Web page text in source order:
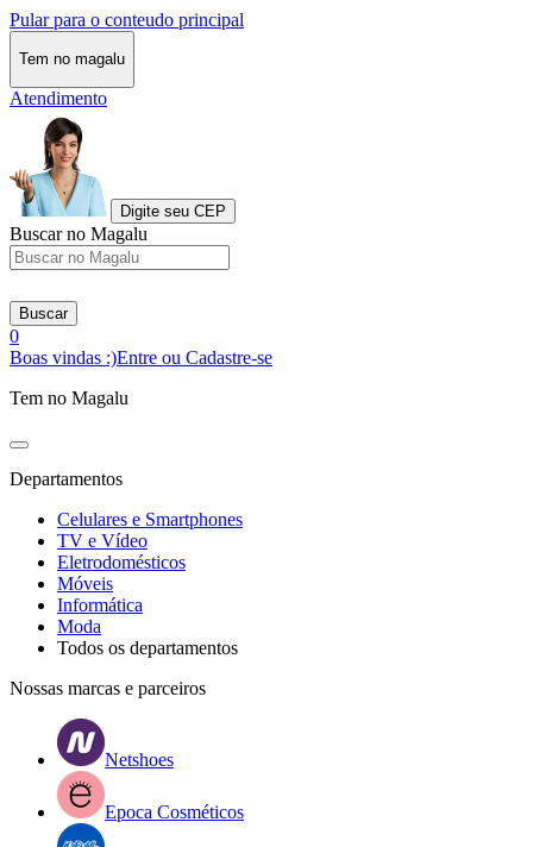
Pular para o conteudo principal
Tem no magalu
Atendimento
Digite seu CEP
Buscar no Magalu
Buscar
0
Boas vindas :)Entre ou Cadastre-se
Tem no Magalu
Departamentos
Celulares e Smartphones
TV e Vídeo
Eletrodomésticos
Móveis
Informática
Moda
Todos os departamentos
Nossas marcas e parceiros
Netshoes
Epoca Cosméticos